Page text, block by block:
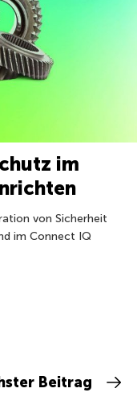
im
von Sicherheit
im Connect IQ
Beitrag